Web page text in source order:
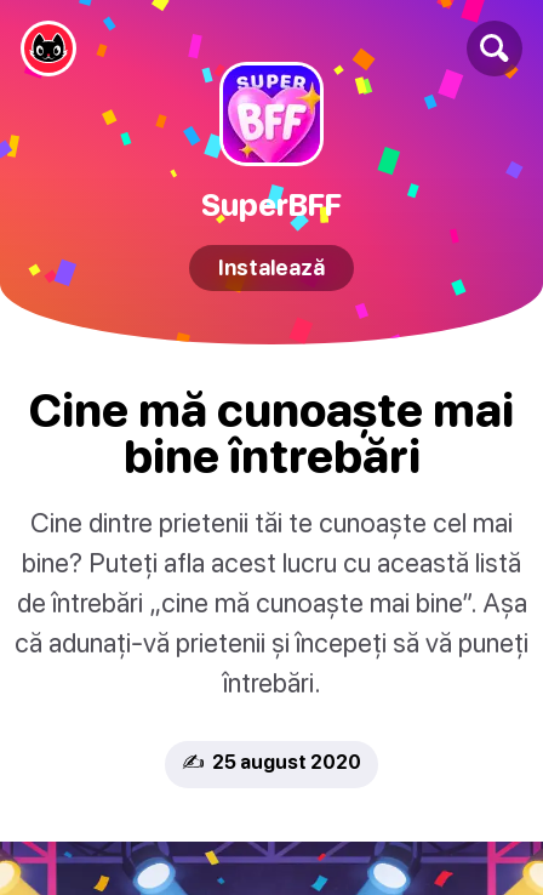
SuperBFF
Instalează
Cine mă cunoaște mai
bine întrebări
Cine dintre prietenii tăi te cunoaște cel mai
bine? Puteți afla acest lucru cu această listă
de întrebări „cine mă cunoaște mai bine”. Așa
că adunați-vă prietenii și începeți să vă puneți
întrebări.
✍️ 25 august 2020